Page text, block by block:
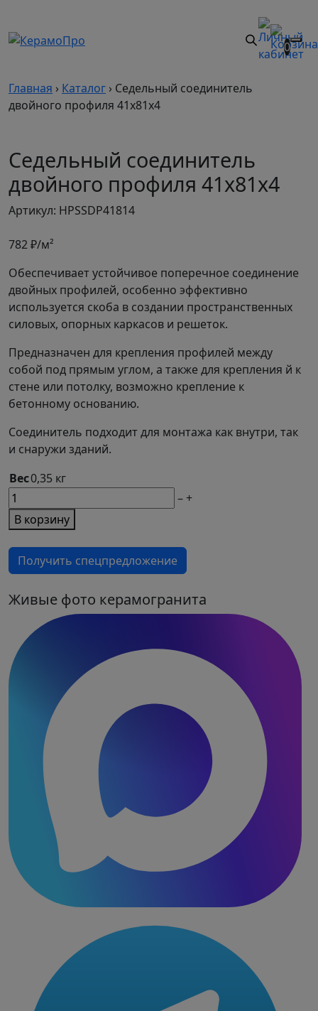
0
Главная › Каталог › Седельный соединитель
двойного профиля 41х81х4
Седельный соединитель
двойного профиля 41х81х4
Артикул: HPSSDP41814
782₽/м²
Обеспечивает устойчивое поперечное соединение
двойных профилей, особенно эффективно
используется скоба в создании пространственных
силовых, опорных каркасов и решеток.
Предназначен для крепления профилей между
собой под прямым углом, а также для крепления й к
стене или потолку, возможно крепление к
бетонному основанию.
Соединитель подходит для монтажа как внутри, так
и снаружи зданий.
Вес0,35 кг
М2
товара
Седельный
соединитель
двойного
41х81х4
– +
В корзину
Получить спецпредложение
Живые фото керамогранита